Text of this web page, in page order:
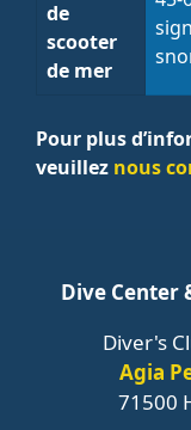
de
scooter
de mer
Pour plus
veuillez nous
Dive Center
Diver's
Agia
71500